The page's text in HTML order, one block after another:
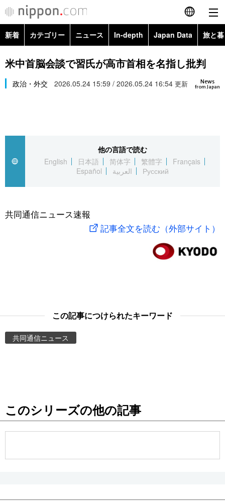
English
简体字
繁體字
العربية
社会
旅と暮らし
東京
新着 カテゴリー ニュース In-depth Japan Data 旅と
政治・外交
経済・ビジネス
社会
文化
科学・技術
暮らし
Topics
Images
お知らせ
米中首脳会談で習氏が高市首相を名指し批判
News
from Japan
政治・外交 2026.05.24 15:59 / 2026.05.24 16:54 更新
他の言語で読む
English
日本語 简体字 繁體字
Français
Español
العربية Русский
共同通信ニュース速報
記事全文を読む（外部サイト）
この記事につけられたキーワード
共同通信ニュース
このシリーズの他の記事